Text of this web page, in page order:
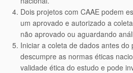
Dois projetos com CAAE podem
um aprovado e autorizado a
não aprovado ou aguardando
Iniciar a coleta de dados antes do
descumpre as normas éticas
validade ética do estudo e pode